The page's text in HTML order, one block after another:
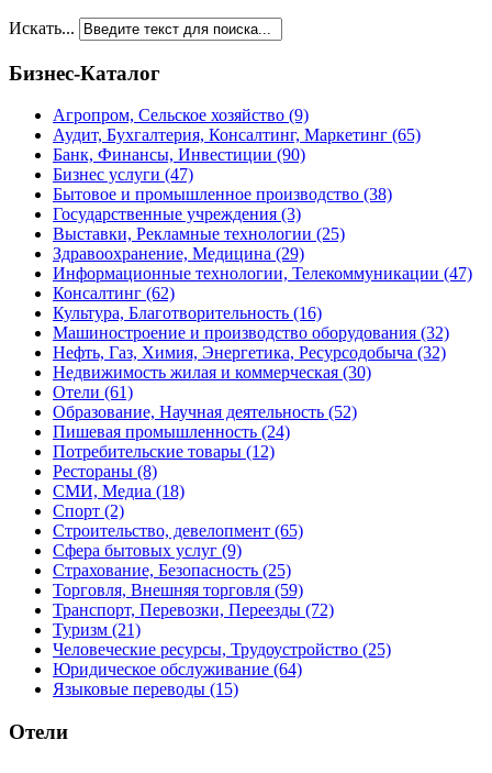
Искать...
Бизнес-Каталог
Агропром, Сельское хозяйство (9)
Аудит, Бухгалтерия, Консалтинг, Маркетинг (65)
Банк, Финансы, Инвестиции (90)
Бизнес услуги (47)
Бытовое и промышленное производство (38)
Государственные учреждения (3)
Выставки, Рекламные технологии (25)
Здравоохранение, Медицина (29)
Информационные технологии, Телекоммуникации (47)
Консалтинг (62)
Культура, Благотворительность (16)
Машиностроение и производство оборудования (32)
Нефть, Газ, Химия, Энергетика, Ресурсодобыча (32)
Недвижимость жилая и коммерческая (30)
Отели (61)
Образование, Научная деятельность (52)
Пишевая промышленность (24)
Потребительские товары (12)
Рестораны (8)
СМИ, Медиа (18)
Спорт (2)
Строительство, девелопмент (65)
Сфера бытовых услуг (9)
Страхование, Безопасность (25)
Торговля, Внешняя торговля (59)
Транспорт, Перевозки, Переезды (72)
Туризм (21)
Человеческие ресурсы, Трудоустройство (25)
Юридическое обслуживание (64)
Языковые переводы (15)
Отели